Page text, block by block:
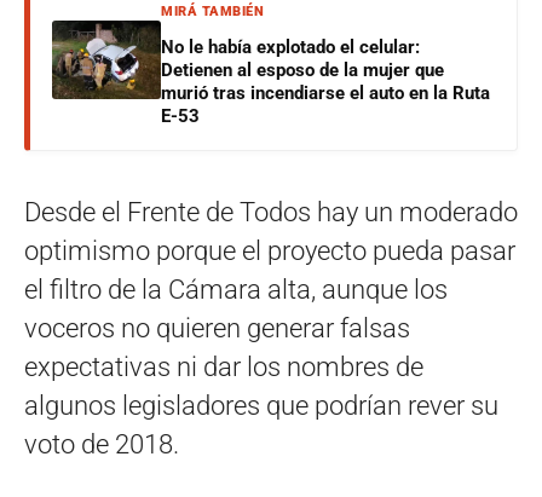
MIRÁ TAMBIÉN
No le había explotado el celular:
Detienen al esposo de la mujer que
murió tras incendiarse el auto en la Ruta
E-53
Desde el Frente de Todos hay un moderado
optimismo porque el proyecto pueda pasar
el filtro de la Cámara alta, aunque los
voceros no quieren generar falsas
expectativas ni dar los nombres de
algunos legisladores que podrían rever su
voto de 2018.